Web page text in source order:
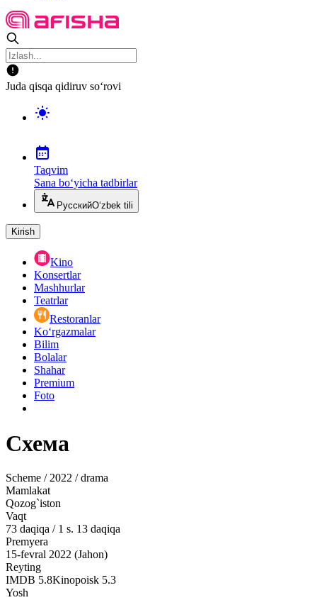
Juda qisqa qidiruv so‘rovi
Taqvim
Sana bo‘yicha tadbirlar
РусскийO‘zbek tili
Kirish
Kino
Konsertlar
Mashhurlar
Teatrlar
Restoranlar
Ko‘rgazmalar
Bilim
Bolalar
Shahar
Premium
Foto
Схема
Scheme / 2022 / drama
Mamlakat
Qozog`iston
Vaqt
73 daqiqa / 1 s. 13 daqiqa
Premyera
15-fevral 2022 (Jahon)
Reyting
IMDB 5.8Kinopoisk 5.3
Yosh